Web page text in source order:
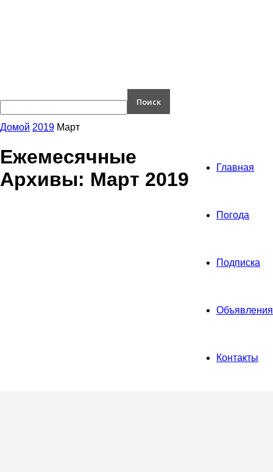
Главная
Погода
Подписка
Объявления
Контакты
Домой 2019 Март
Ежемесячные
Архивы: Март 2019